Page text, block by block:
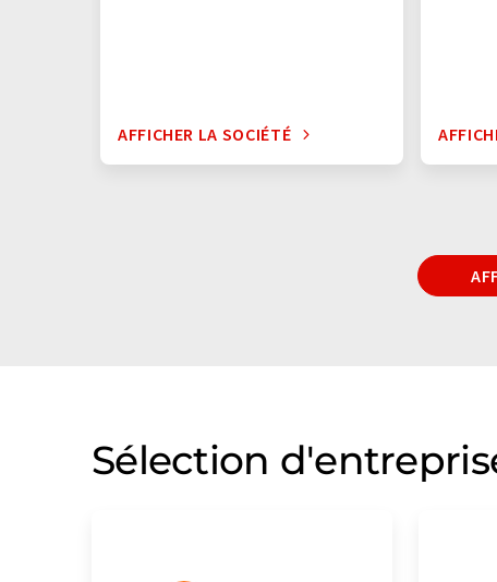
AFFICHER LA SOCIÉTÉ
Sélection